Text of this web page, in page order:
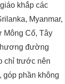
khắp các
Myanmar,
Mông Cổ, Tây
đường
chỉ trước nên
góp phần không